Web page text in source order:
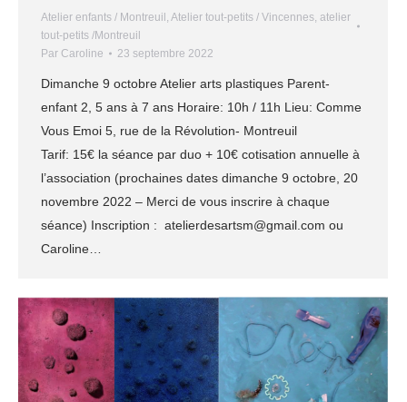
Atelier enfants / Montreuil , Atelier tout-petits / Vincennes, atelier
tout-petits /Montreuil
Par Caroline 23 septembre 2022
Dimanche 9 octobre Atelier arts plastiques Parent-
enfant 2, 5 ans à 7 ans Horaire: 10h / 11h Lieu: Comme
Vous Emoi 5, rue de la Révolution- Montreuil
Tarif: 15€ la séance par duo + 10€ cotisation annuelle à
l’association (prochaines dates dimanche 9 octobre, 20
novembre 2022 – Merci de vous inscrire à chaque
séance) Inscription : atelierdesartsm@gmail.com ou
Caroline…